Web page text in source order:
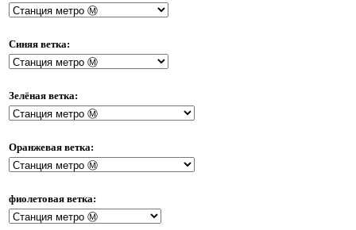
Синяя ветка:
Зелёная ветка:
Оранжевая ветка:
фиолетовая ветка: